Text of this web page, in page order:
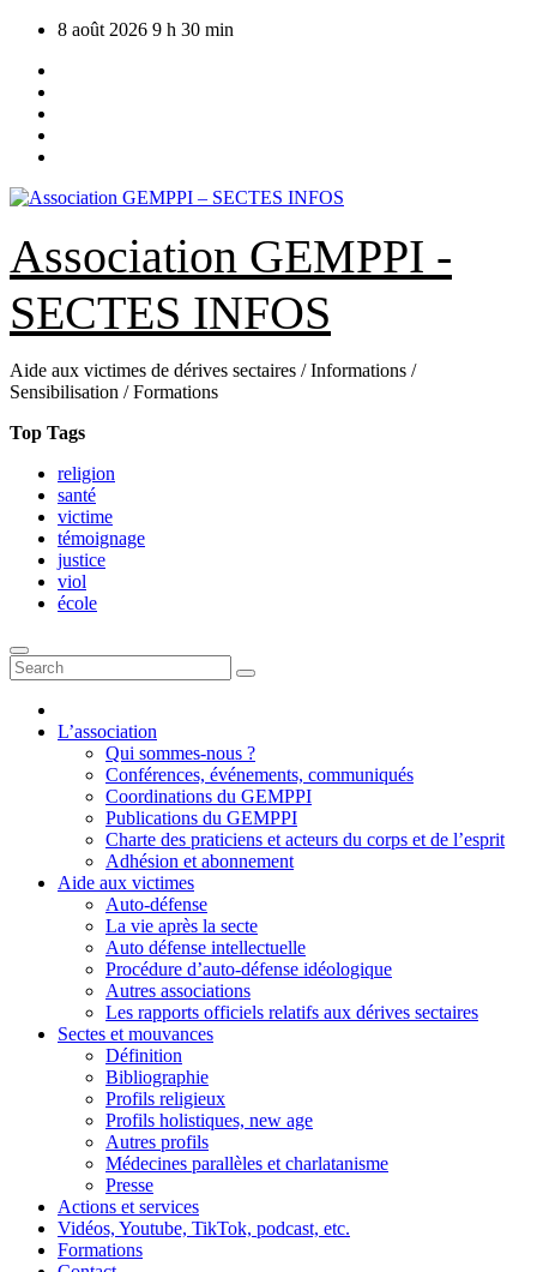
Skip
content
8 août 2026 9 h 30 min
Association GEMPPI -
SECTES INFOS
Aide aux victimes de dérives sectaires / Informations /
Sensibilisation / Formations
Top Tags
religion
santé
victime
témoignage
justice
viol
école
L’association
Qui sommes-nous ?
Conférences, événements, communiqués
Coordinations du GEMPPI
Publications du GEMPPI
Charte des praticiens et acteurs du corps et de l’esprit
Adhésion et abonnement
Aide aux victimes
Auto-défense
La vie après la secte
Auto défense intellectuelle
Procédure d’auto-défense idéologique
Autres associations
Les rapports officiels relatifs aux dérives sectaires
Sectes et mouvances
Définition
Bibliographie
Profils religieux
Profils holistiques, new age
Autres profils
Médecines parallèles et charlatanisme
Presse
Actions et services
Vidéos, Youtube, TikTok, podcast, etc.
Formations